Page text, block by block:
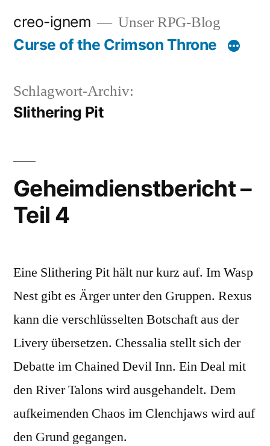
Inhalt
creo-ignem Unser RPG-Blog
Curse of the Crimson Throne
Schlagwort-Archiv:
Slithering Pit
Geheimdienstbericht –
Teil 4
Eine Slithering Pit hält nur kurz auf. Im Wasp
Nest gibt es Ärger unter den Gruppen. Rexus
kann die verschlüsselten Botschaft aus der
Livery übersetzen. Chessalia stellt sich der
Debatte im Chained Devil Inn. Ein Deal mit
den River Talons wird ausgehandelt. Dem
aufkeimenden Chaos im Clenchjaws wird auf
den Grund gegangen.